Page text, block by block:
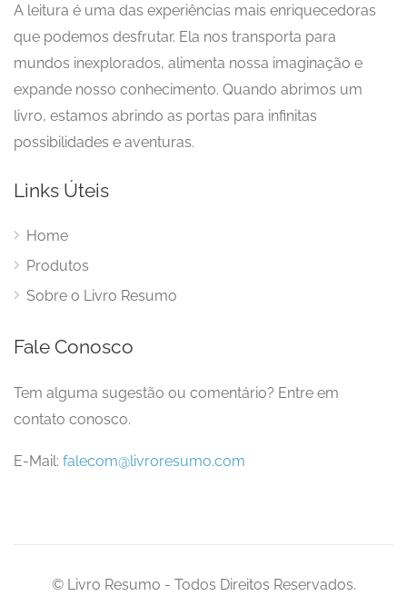
A leitura é uma das experiências mais enriquecedoras
que podemos desfrutar. Ela nos transporta para
mundos inexplorados, alimenta nossa imaginação e
expande nosso conhecimento. Quando abrimos um
livro, estamos abrindo as portas para infinitas
possibilidades e aventuras.
Links Úteis
Home
Produtos
Sobre o Livro Resumo
Fale Conosco
Tem alguma sugestão ou comentário? Entre em
contato conosco.
E-Mail: falecom@livroresumo.com
© Livro Resumo - Todos Direitos Reservados.